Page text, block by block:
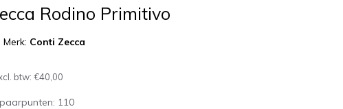
Rodino Primitivo
Merk: Conti Zecca
btw:€40,00
110